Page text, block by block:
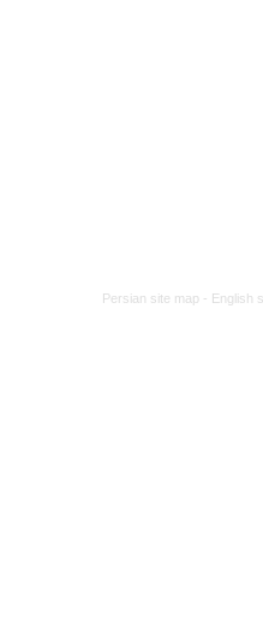
Persian site map - English